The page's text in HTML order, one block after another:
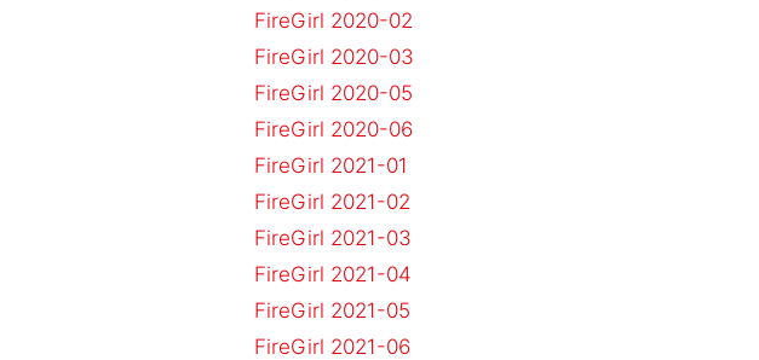
FireGirl 2020-02
FireGirl 2020-03
FireGirl 2020-05
FireGirl 2020-06
FireGirl 2021-01
FireGirl 2021-02
FireGirl 2021-03
FireGirl 2021-04
FireGirl 2021-05
FireGirl 2021-06